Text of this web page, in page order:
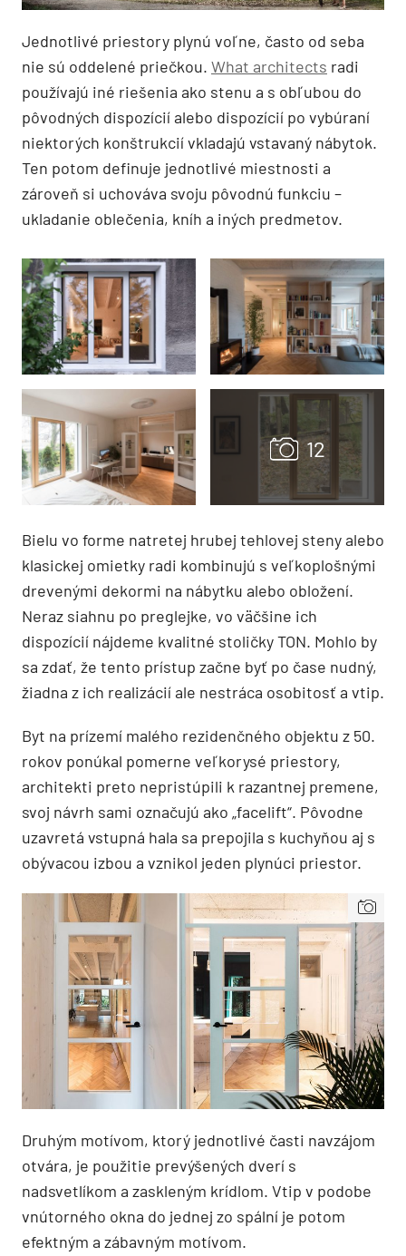
Jednotlivé priestory plynú voľne, často od seba
nie sú oddelené priečkou. What architects radi
používajú iné riešenia ako stenu a s obľubou do
pôvodných dispozícií alebo dispozícií po vybúraní
niektorých konštrukcií vkladajú vstavaný nábytok.
Ten potom definuje jednotlivé miestnosti a
zároveň si uchováva svoju pôvodnú funkciu –
ukladanie oblečenia, kníh a iných predmetov.
Bielu vo forme natretej hrubej tehlovej steny alebo
klasickej omietky radi kombinujú s veľkoplošnými
drevenými dekormi na nábytku alebo obložení.
Neraz siahnu po preglejke, vo väčšine ich
dispozícií nájdeme kvalitné stoličky TON. Mohlo by
sa zdať, že tento prístup začne byť po čase nudný,
žiadna z ich realizácií ale nestráca osobitosť a vtip.
Byt na prízemí malého rezidenčného objektu z 50.
rokov ponúkal pomerne veľkorysé priestory,
architekti preto nepristúpili k razantnej premene,
svoj návrh sami označujú ako „facelift“. Pôvodne
uzavretá vstupná hala sa prepojila s kuchyňou aj s
obývacou izbou a vznikol jeden plynúci priestor.
Druhým motívom, ktorý jednotlivé časti navzájom
otvára, je použitie prevýšených dverí s
nadsvetlíkom a zaskleným krídlom. Vtip v podobe
vnútorného okna do jednej zo spální je potom
efektným a zábavným motívom.